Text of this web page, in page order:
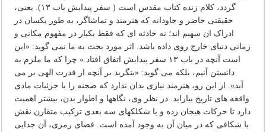
گردد، کلام زنده کتاب مقدس است ( سفر پیدایش باب ۱۳). یعنی،
حقیقتی حاضر و جاودانه که هنرمند و تماشاگر، به طور یکسان در
ادراک ان سهیم اند؛ نه حادثه ای که فقط یکبار در مفهوم مکانی و
زمانی دنیای خارج روی داده باشد. اثر مورد بحث به ما نمی گوید: «این
است آنچه در باب ۱۳ سفر پیدایش اتفاق افتاد.» چرا که ما ملزم به
دانستن آنیم، بلکه می گوید: «بنگرید بر آنچه از قدرت الهی بر می
آید». از این رو، هنرمند نیازی بدان ندارد که صحنه را با جزئیات مادی
واقعه های تاریخ بیاراید. در نظر وی، نگاهها و اطوار بدن، بیشتر اهمیت
دارد تا حرکات هیجان زده و یا شکلکهای سه بعدی ترکیب متقارن نقش
با شکافی که در میان آن به وجود آمده است. فضای رمزی، آن جدایی